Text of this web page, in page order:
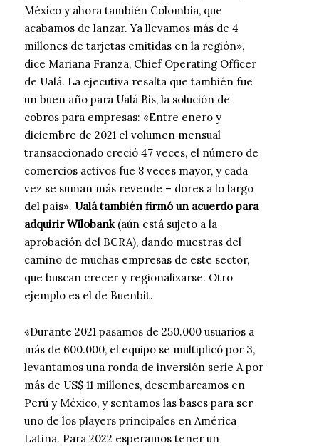
México y ahora también Colombia, que
acabamos de lanzar. Ya llevamos más de 4
millones de tarjetas emitidas en la región»,
dice Mariana Franza, Chief Operating Officer
de Ualá. La ejecutiva resalta que también fue
un buen año para Ualá Bis, la solución de
cobros para empresas: «Entre enero y
diciembre de 2021 el volumen mensual
transaccionado creció 47 veces, el número de
comercios activos fue 8 veces mayor, y cada
vez se suman más revende – dores a lo largo
del país». Ualá también firmó un acuerdo para
adquirir Wilobank (aún está sujeto a la
aprobación del BCRA), dando muestras del
camino de muchas empresas de este sector,
que buscan crecer y regionalizarse. Otro
ejemplo es el de Buenbit.
«Durante 2021 pasamos de 250.000 usuarios a
más de 600.000, el equipo se multiplicó por 3,
levantamos una ronda de inversión serie A por
más de US$ 11 millones, desembarcamos en
Perú y México, y sentamos las bases para ser
uno de los players principales en América
Latina. Para 2022 esperamos tener un